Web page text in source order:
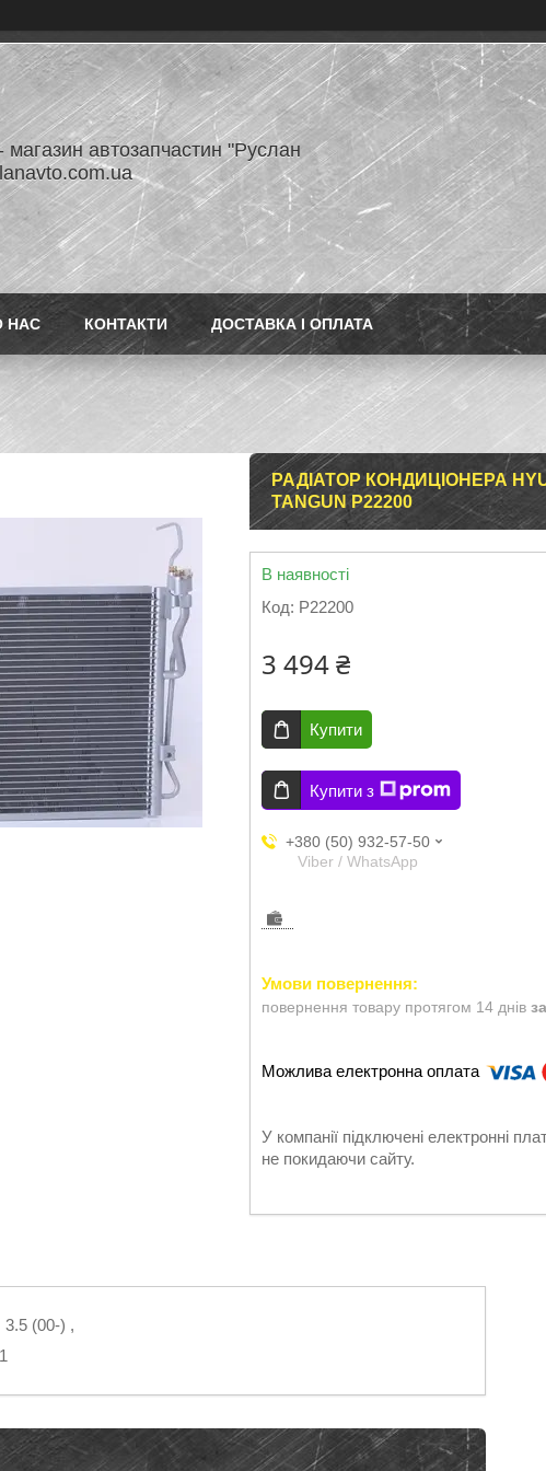
магазин автозапчастин "Руслан
НАС КОНТАКТИ ДОСТАВКА І ОПЛАТА
РАДІАТОР КОНДИЦІОНЕРА
TANGUN P22200
В наявності
Код: P22200
3 494 ₴
Купити
Купити з
+380 (50) 932-57-50
Viber / WhatsApp
повернення товару протягом 14 днів
У компанії підключені електронні
не покидаючи сайту.
(00-) ,